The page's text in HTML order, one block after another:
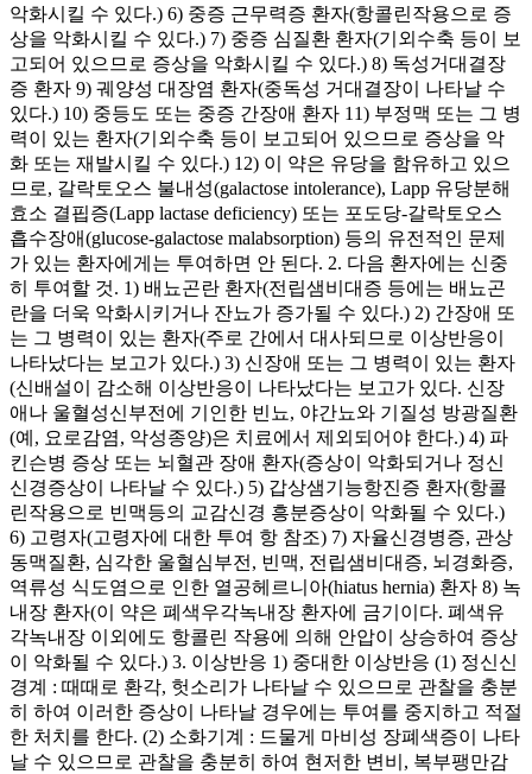
악화시킬 수 있다.) 6) 중증 근무력증 환자(항콜린작용으로 증
상을 악화시킬 수 있다.) 7) 중증 심질환 환자(기외수축 등이 보
고되어 있으므로 증상을 악화시킬 수 있다.) 8) 독성거대결장
증 환자 9) 궤양성 대장염 환자(중독성 거대결장이 나타날 수
있다.) 10) 중등도 또는 중증 간장애 환자 11) 부정맥 또는 그 병
력이 있는 환자(기외수축 등이 보고되어 있으므로 증상을 악
화 또는 재발시킬 수 있다.) 12) 이 약은 유당을 함유하고 있으
므로, 갈락토오스 불내성(galactose intolerance), Lapp 유당분해
효소 결핍증(Lapp lactase deficiency) 또는 포도당-갈락토오스
흡수장애(glucose-galactose malabsorption) 등의 유전적인 문제
가 있는 환자에게는 투여하면 안 된다. 2. 다음 환자에는 신중
히 투여할 것. 1) 배뇨곤란 환자(전립샘비대증 등에는 배뇨곤
란을 더욱 악화시키거나 잔뇨가 증가될 수 있다.) 2) 간장애 또
는 그 병력이 있는 환자(주로 간에서 대사되므로 이상반응이
나타났다는 보고가 있다.) 3) 신장애 또는 그 병력이 있는 환자
(신배설이 감소해 이상반응이 나타났다는 보고가 있다. 신장
애나 울혈성신부전에 기인한 빈뇨, 야간뇨와 기질성 방광질환
(예, 요로감염, 악성종양)은 치료에서 제외되어야 한다.) 4) 파
킨슨병 증상 또는 뇌혈관 장애 환자(증상이 악화되거나 정신
신경증상이 나타날 수 있다.) 5) 갑상샘기능항진증 환자(항콜
린작용으로 빈맥등의 교감신경 흥분증상이 악화될 수 있다.)
6) 고령자(고령자에 대한 투여 항 참조) 7) 자율신경병증, 관상
동맥질환, 심각한 울혈심부전, 빈맥, 전립샘비대증, 뇌경화증,
역류성 식도염으로 인한 열공헤르니아(hiatus hernia) 환자 8) 녹
내장 환자(이 약은 폐색우각녹내장 환자에 금기이다. 폐색유
각녹내장 이외에도 항콜린 작용에 의해 안압이 상승하여 증상
이 악화될 수 있다.) 3. 이상반응 1) 중대한 이상반응 (1) 정신신
경계 : 때때로 환각, 헛소리가 나타날 수 있으므로 관찰을 충분
히 하여 이러한 증상이 나타날 경우에는 투여를 중지하고 적절
한 처치를 한다. (2) 소화기계 : 드물게 마비성 장폐색증이 나타
날 수 있으므로 관찰을 충분히 하여 현저한 변비, 복부팽만감